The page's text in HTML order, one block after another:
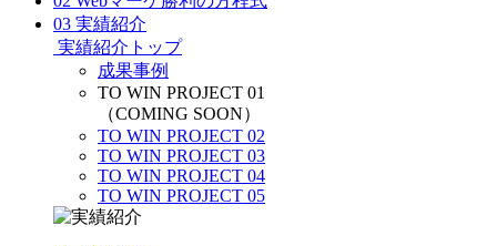
03 実績紹介
実績紹介トップ
成果事例
TO WIN PROJECT 01
（COMING SOON）
TO WIN PROJECT 02
TO WIN PROJECT 03
TO WIN PROJECT 04
TO WIN PROJECT 05